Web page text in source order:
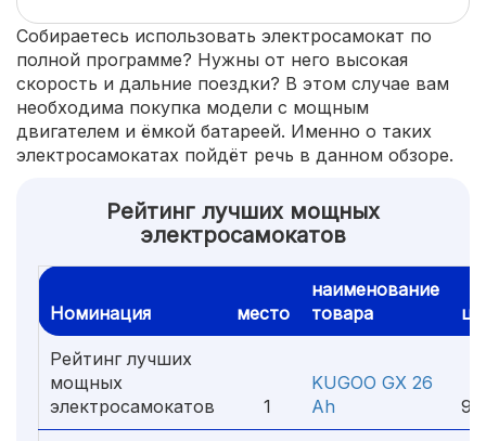
Собираетесь использовать электросамокат по
полной программе? Нужны от него высокая
скорость и дальние поездки? В этом случае вам
необходима покупка модели с мощным
двигателем и ёмкой батареей. Именно о таких
электросамокатах пойдёт речь в данном обзоре.
Рейтинг лучших мощных
электросамокатов
Номинация место
наименование
товара
Рейтинг лучших
мощных
электросамокатов
1
KUGOO GX 26
Ah